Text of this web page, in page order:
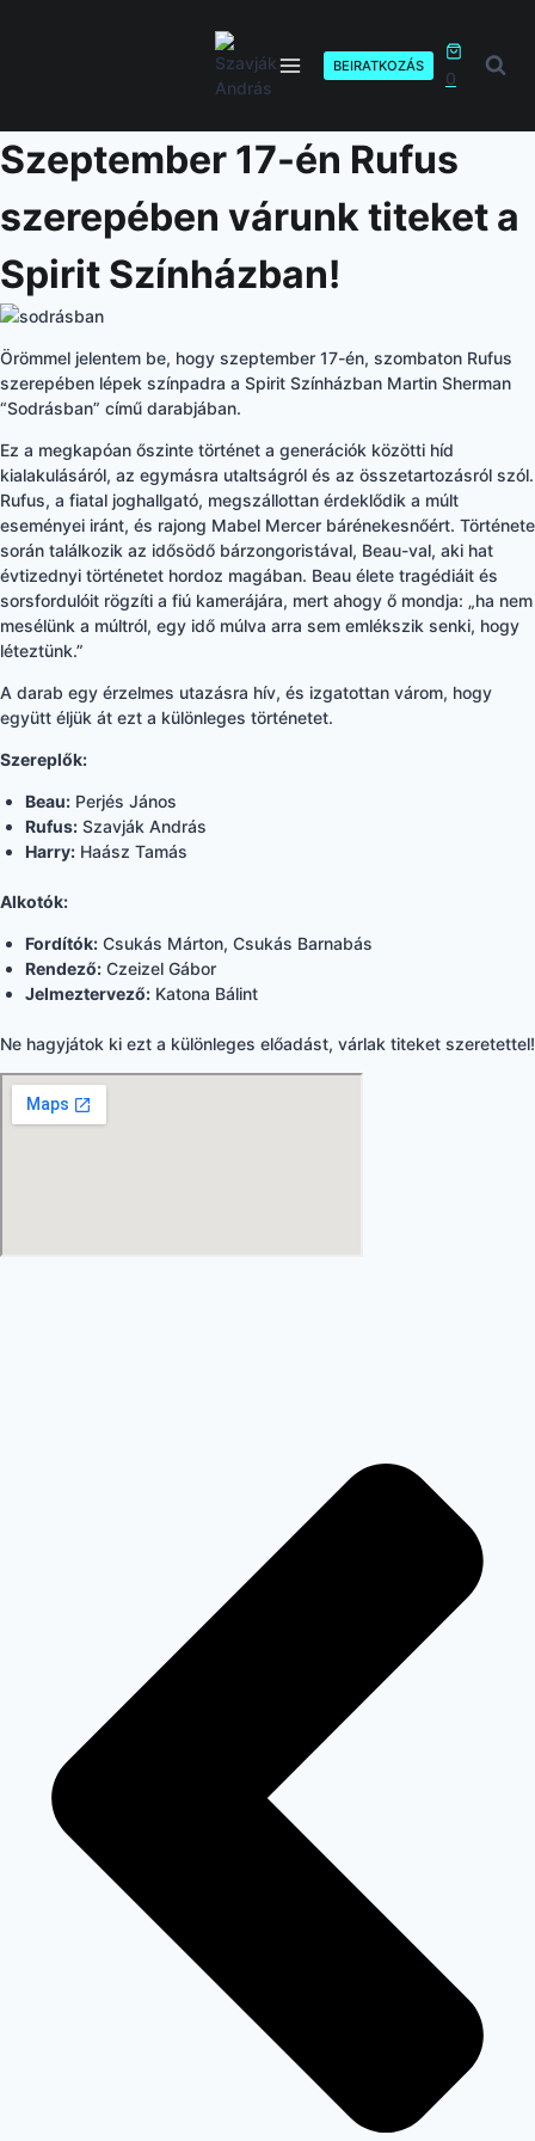
BEIRATKOZÁS
0
Szeptember 17-én Rufus
szerepében várunk titeket a
Spirit Színházban!
Örömmel jelentem be, hogy szeptember 17-én, szombaton Rufus
szerepében lépek színpadra a Spirit Színházban Martin Sherman
“Sodrásban” című darabjában.
Ez a megkapóan őszinte történet a generációk közötti híd
kialakulásáról, az egymásra utaltságról és az összetartozásról szól.
Rufus, a fiatal joghallgató, megszállottan érdeklődik a múlt
eseményei iránt, és rajong Mabel Mercer bárénekesnőért. Története
során találkozik az idősödő bárzongoristával, Beau-val, aki hat
évtizednyi történetet hordoz magában. Beau élete tragédiáit és
sorsfordulóit rögzíti a fiú kamerájára, mert ahogy ő mondja: „ha nem
mesélünk a múltról, egy idő múlva arra sem emlékszik senki, hogy
léteztünk.”
A darab egy érzelmes utazásra hív, és izgatottan várom, hogy
együtt éljük át ezt a különleges történetet.
Szereplők:
Beau: Perjés János
Rufus: Szavják András
Harry: Haász Tamás
Alkotók:
Fordítók: Csukás Márton, Csukás Barnabás
Rendező: Czeizel Gábor
Jelmeztervező: Katona Bálint
Ne hagyjátok ki ezt a különleges előadást, várlak titeket szeretettel!